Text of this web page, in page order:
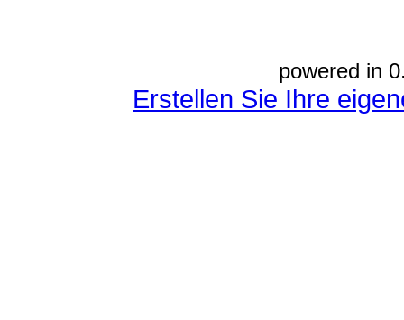
powered in
Erstellen Sie Ihre